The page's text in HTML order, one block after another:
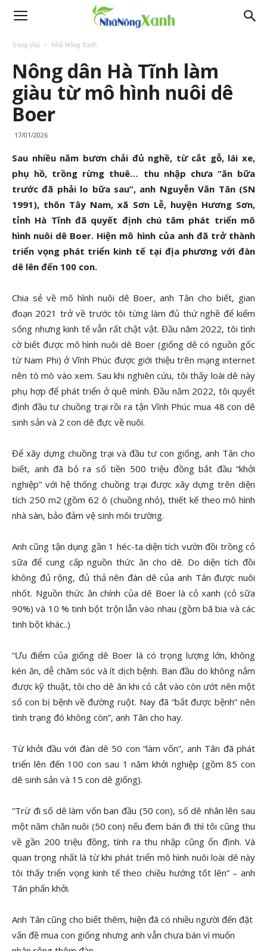
Trang chủ Nhà Nông Xanh
Nông dân Hà Tĩnh làm
giàu từ mô hình nuôi dê
Boer
17/01/2026
Sau nhiều năm bươn chải đủ nghề, từ cắt gỗ, lái xe,
phụ hồ, trồng rừng thuê… thu nhập chưa “ăn bữa
trước đã phải lo bữa sau”, anh Nguyễn Văn Tân (SN
1991), thôn Tây Nam, xã Sơn Lễ, huyện Hương Sơn,
tỉnh Hà Tĩnh đã quyết định chú tâm phát triển mô
hình nuôi dê Boer. Hiện mô hình của anh đã trở thành
triển vọng phát triển kinh tế tại địa phương với đàn
dê lên đến 100 con.
Chia sẻ về mô hình nuôi dê Boer, anh Tân cho biết, gian
đoạn 2021 trở về trước tôi từng làm đủ thứ nghề để kiếm
sống nhưng kinh tế vẫn rất chật vật. Đầu năm 2022, tôi tình
cờ biết được mô hình nuôi dê Boer (giống dê có nguồn gốc
từ Nam Phi) ở Vĩnh Phúc được giới thiệu trên mạng internet
nên tò mò vào xem. Sau khi nghiên cứu, tôi thấy loài dê này
phụ hợp để phát triển ở quê mình. Đầu năm 2022, tôi quyết
định đầu tư chuồng trại rồi ra tận Vĩnh Phúc mua 48 con dê
sinh sản và 2 con dê đực về nuôi.
Để xây dựng chuồng trại và đầu tư con giống, anh Tân cho
biết, anh đã bỏ ra số tiền 500 triệu đồng bắt đầu “khởi
nghiệp” với hệ thống chuồng trại được xây dựng trên diện
tích 250 m2 (gồm 62 ô (chuồng nhỏ), thiết kế theo mô hình
nhà sàn, bảo đảm vệ sinh môi trường.
Anh cũng tận dụng gần 1 héc-ta diện tích vườn đồi trồng cỏ
sữa để cung cấp nguồn thức ăn cho dê. Do diện tích đồi
không đủ rộng, đủ thả nên đàn dê của anh Tân được nuôi
nhốt. Nguồn thức ăn chính của dê Boer là cỏ xanh (cỏ sữa
90%) và 10 % tinh bột trộn lẫn vào nhau (gồm bã bia và các
tinh bột khác..)
“Ưu điểm của giống dê Boer là có trọng lượng lớn, không
kén ăn, dễ chăm sóc và ít dịch bệnh. Ban đầu do không nắm
được kỹ thuật, tôi cho dê ăn khi cỏ cắt vào còn ướt nên một
số con bị bệnh về đường ruột. Nay đã “bắt được bệnh” nên
tình trạng đó không còn”, anh Tân cho hay.
Từ khởi đầu với đàn dê 50 con “làm vốn”, anh Tân đã phát
triển lên đến 100 con sau 1 năm khởi nghiệp (gồm 85 con
dê sinh sản và 15 con dê giống).
“Trừ đi số dê làm vốn ban đầu (50 con), số dê nhân lên sau
một năm chăn nuôi (50 con) nếu đem bán đi thì tôi cũng thu
về gần 200 triệu đồng, tính ra thu nhập cũng ổn định. Và
quan trọng nhất là từ khi phát triển mô hình nuôi loài dê này
tôi thấy triển vọng kinh tế theo chiều hướng tốt lên” – anh
Tân phấn khởi.
Anh Tân cũng cho biết thêm, hiện đã có nhiều người đến đặt
vấn đề mua con giống nhưng anh vẫn chưa bán vì muốn